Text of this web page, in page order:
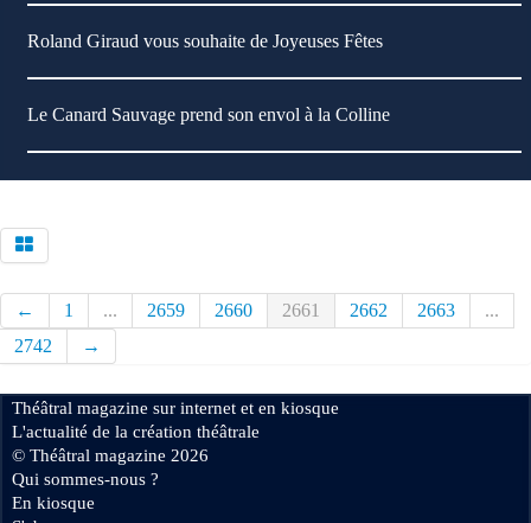
Roland Giraud vous souhaite de Joyeuses Fêtes
Le Canard Sauvage prend son envol à la Colline
← 1 ... 2659 2660 2661 2662 2663
...
2742
→
Théâtral magazine sur internet et en kiosque
L'actualité de la création théâtrale
© Théâtral magazine 2026
Qui sommes-nous ?
En kiosque